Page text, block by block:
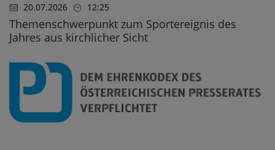
20.07.2026 12:25
Themenschwerpunkt zum Sportereignis des
Jahres aus kirchlicher Sicht